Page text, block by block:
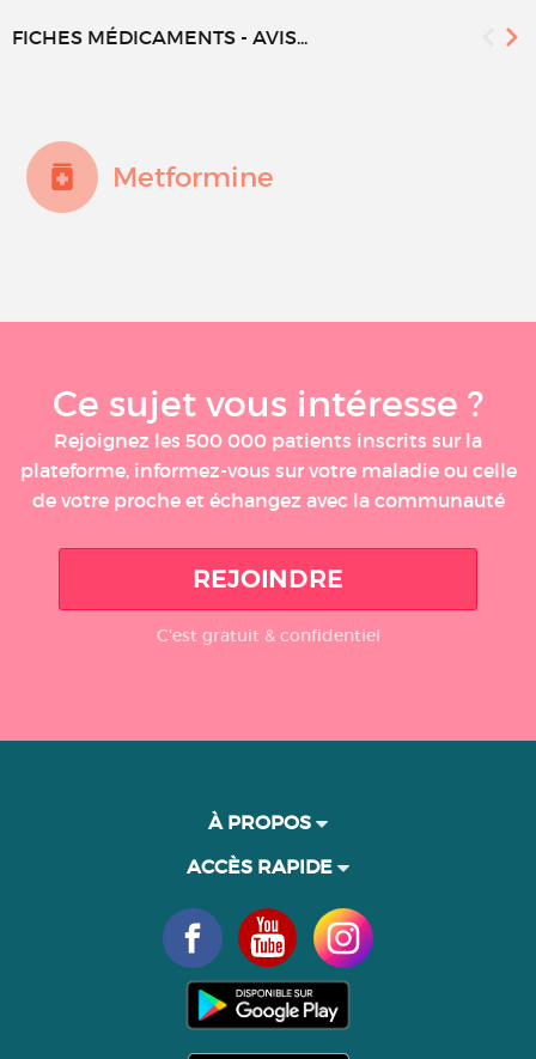
FICHES MÉDICAMENTS - AVIS...
Metformine
Ce sujet vous intéresse ?
Rejoignez les 500 000 patients inscrits sur la
plateforme, informez-vous sur votre maladie ou celle
de votre proche et échangez avec la communauté
REJOINDRE
C'est gratuit & confidentiel
À PROPOS
ACCÈS RAPIDE